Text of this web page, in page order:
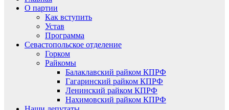
О партии
Как вступить
Устав
Программа
Севастопольское отделение
Горком
Райкомы
Балаклавский райком КПРФ
Гагаринский райком КПРФ
Ленинский райком КПРФ
Нахимовский райком КПРФ